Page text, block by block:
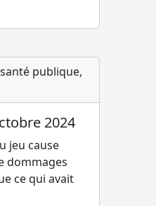
publique,
2024
jeu cause
dommages
ce qui avait